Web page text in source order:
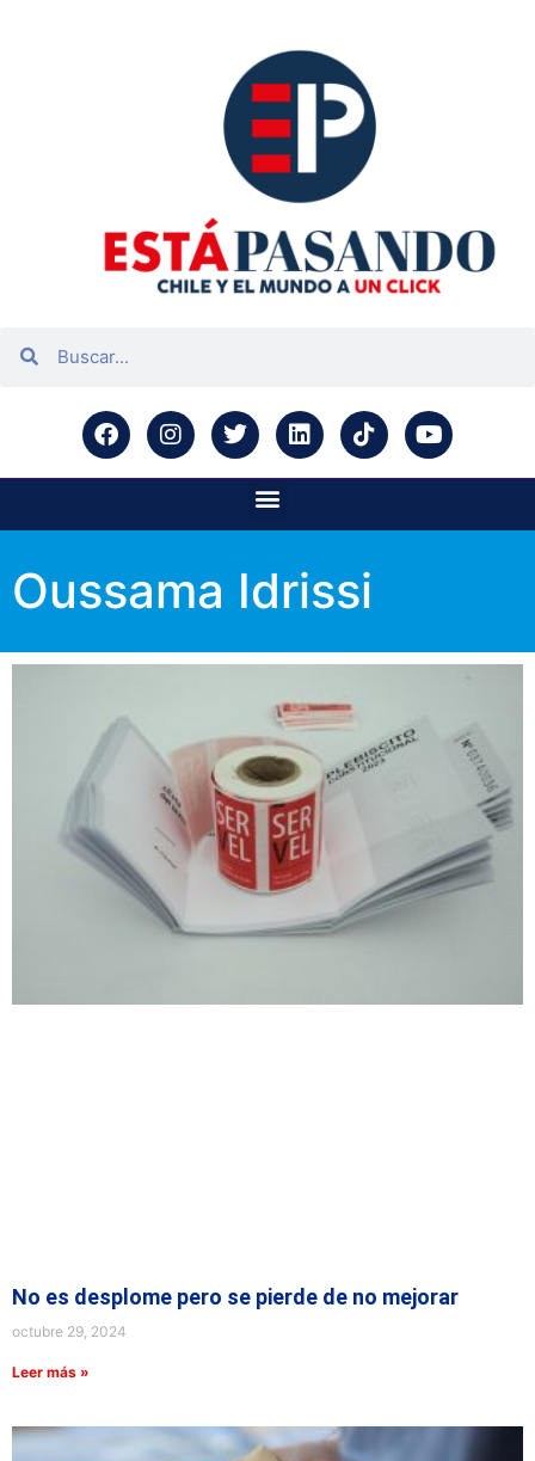
Oussama Idrissi
No es desplome pero se pierde de no mejorar
octubre 29, 2024
Leer más »